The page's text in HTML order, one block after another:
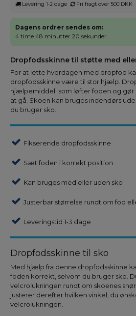
Levering 1-2 dage Fri fragt over 500 DKK
Dagens ordrer sendes om:
4 time 48 minutter 20 sekunder
Dropfodsskinne til støtte med
For at lette hverdagen med dropfod
dropfodsskinne være til stor hjælp.
hjælpemiddel. som løfter foden og
at gå. Skoen kan bruges indendørs
du bruger sko.
Fikserende dropfodsskinne
Sæt foden i korrekt position
Kan bruges med eller uden sko
Justerbar størrelse rundt om fod
Leveringstid 1-3 dage
Dropfodsskinne til sko
Med hjælp fra denne dropfodsskinne
foden korrekt, selvom du bruger sko.
velcrolukningen rundt om skoenes
justerer derefter hvilken vinkel, du
velcrolukningen.